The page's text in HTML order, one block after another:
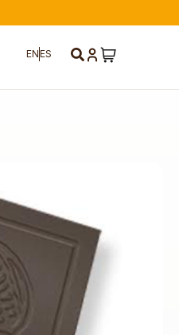
ENES